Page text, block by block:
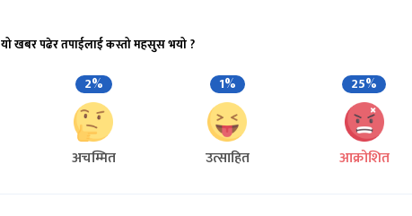
यो खबर पढेर तपाईलाई कस्तो महसुस भयो ?
2%
अचम्मित
1%
उत्साहित
25%
आक्रोशित